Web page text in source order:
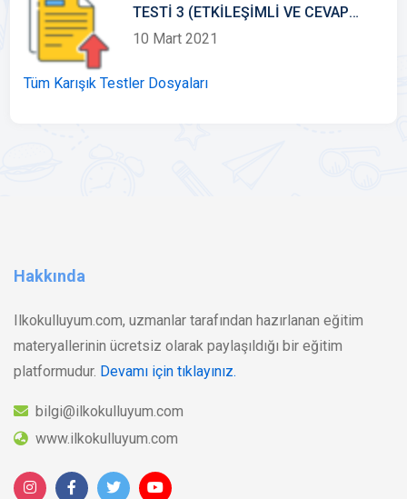
TESTİ 3 (ETKİLEŞİMLİ VE CEVAP
ANAHTARLI)
10 Mart 2021
Tüm Karışık Testler Dosyaları
Hakkında
Ilkokulluyum.com, uzmanlar tarafından hazırlanan eğitim
materyallerinin ücretsiz olarak paylaşıldığı bir eğitim
platformudur. Devamı için tıklayınız.
bilgi@ilkokulluyum.com
www.ilkokulluyum.com